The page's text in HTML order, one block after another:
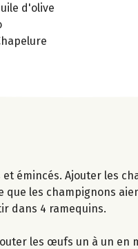
d'olive
émincés. Ajouter les
que les champignons
dans 4 ramequins.
les œufs un à un en